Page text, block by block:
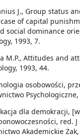
J., Group status
of capital
social dominance
1993, 7.
M.P., Attitudes and
1993, 44.
osobowości,
dla demokracji,
red. J
Akademickie